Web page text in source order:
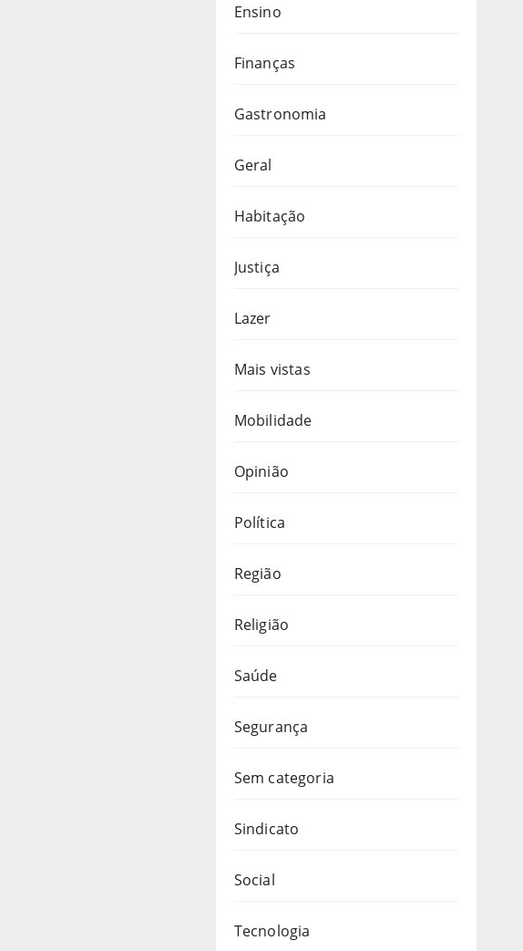
Ensino
Finanças
Gastronomia
Geral
Habitação
Justiça
Lazer
Mais vistas
Mobilidade
Opinião
Política
Região
Religião
Saúde
Segurança
Sem categoria
Sindicato
Social
Tecnologia